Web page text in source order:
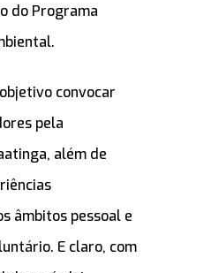
do Programa
convocar
pela
além de
âmbitos pessoal e
E claro, com